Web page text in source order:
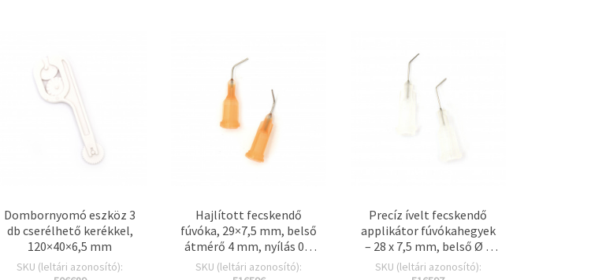
Dombornyomó eszköz 3
db cserélhető kerékkel,
120×40×6,5 mm
SKU (leltári azonosító):
Hajlított fecskendő
fúvóka, 29×7,5 mm, belső
átmérő 4 mm, nyílás 0,6
mm – 2 db
SKU (leltári azonosító):
Precíz ívelt fecskendő
applikátor fúvókahegyek
– 28 x 7,5 mm, belső Ø 4
mm, furat 0,4 mm, 2
SKU (leltári azonosító):